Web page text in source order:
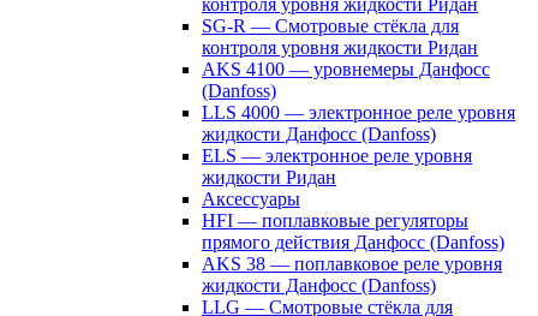
контроля уровня жидкости Ридан
SG-R — Смотровые стёкла для
контроля уровня жидкости Ридан
AKS 4100 — уровнемеры Данфосс
(Danfoss)
LLS 4000 — электронное реле уровня
жидкости Данфосс (Danfoss)
ELS — электронное реле уровня
жидкости Ридан
Аксессуары
HFI — поплавковые регуляторы
прямого действия Данфосс (Danfoss)
AKS 38 — поплавковое реле уровня
жидкости Данфосс (Danfoss)
LLG — Смотровые стёкла для